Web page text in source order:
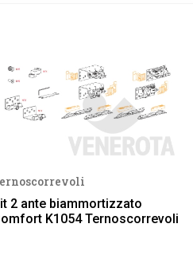
2 ante biammortizzato
K1054 Ternoscorrevoli